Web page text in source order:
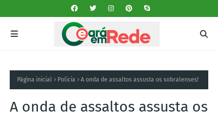
Página inicial Policia A onda de assaltos assusta os sobralenses!
A onda de assaltos assusta os